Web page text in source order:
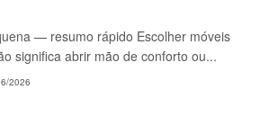
— resumo rápido Escolher móveis
significa abrir mão de conforto ou...
2026